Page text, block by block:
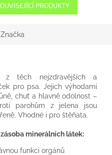
PRODUKTY
Značka
z těch nejzdravějších a
pro psa. Jejich výhodami
chuť a hlavně odolnost –
parohům z jelena jsou
Vhodné i pro štěňata.
minerálních látek:
funkci orgánů